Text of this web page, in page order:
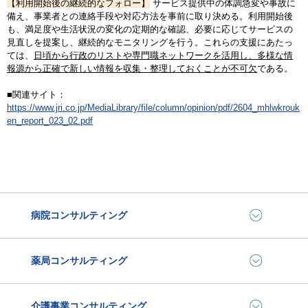
【利用開始後の継続的なフォロー】
サービス提供中の体調急変や事故に
備え、事業者との連絡手段や対応方法を事前に取り決める。利用開始後
も、満足度や生活状況の変化の定期的な確認、必要に応じてサービスの
見直しを提案し、継続的なモニタリングを行う。これらの支援にあたっ
ては、
日頃から行政のリストや専門職ネットワークを活用し、多様な情
報源から正確で新しい情報を収集・整理しておくことが不可欠である。
■関連サイト：
https://www.jri.co.jp/MediaLibrary/file/column/opinion/pdf/2604_mhlwkrouk
en_report_023_02.pdf
病院コンサルティング
薬局コンサルティング